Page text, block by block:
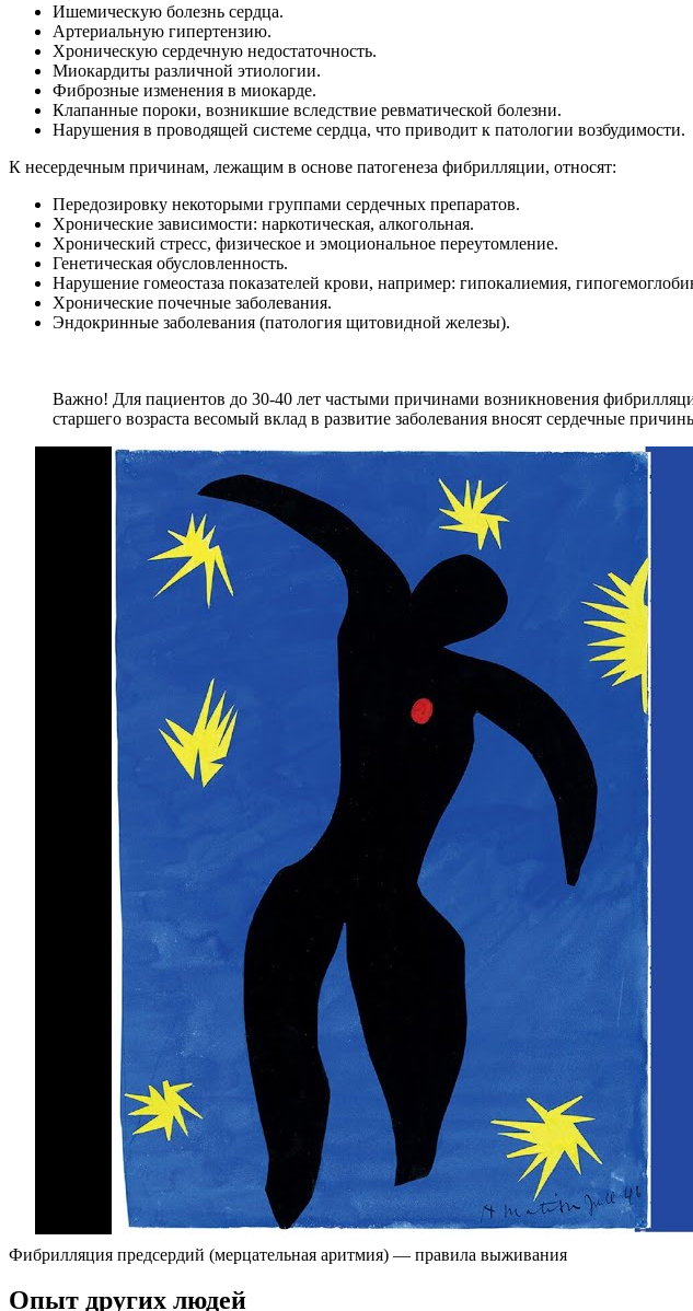
Ишемическую болезнь сердца.
Артериальную гипертензию.
Хроническую сердечную недостаточность.
Миокардиты различной этиологии.
Фиброзные изменения в миокарде.
Клапанные пороки, возникшие вследствие ревматической болезни.
Нарушения в проводящей системе сердца, что приводит к патологии возбудимости.
К несердечным причинам, лежащим в основе патогенеза фибрилляции, относят:
Передозировку некоторыми группами сердечных препаратов.
Хронические зависимости: наркотическая, алкогольная.
Хронический стресс, физическое и эмоциональное переутомление.
Генетическая обусловленность.
Нарушение гомеостаза показателей крови, например: гипокалиемия,
Хронические почечные заболевания.
Эндокринные заболевания (патология щитовидной железы).
Важно! Для пациентов до 30-40 лет частыми причинами возникновения
старшего возраста весомый вклад в развитие заболевания вносят сердечные
Фибрилляция предсердий (мерцательная аритмия) — правила выживания
Опыт других людей